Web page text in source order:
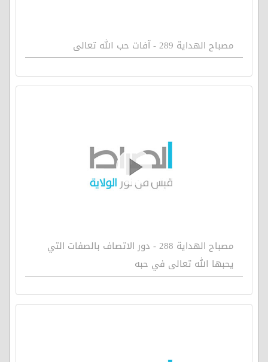
مصباح الهداية 289 - آفات حب الله تعالى
مصباح الهداية 288 - دور الاتصاف بالصفات التي
يحبها الله تعالى في حبه